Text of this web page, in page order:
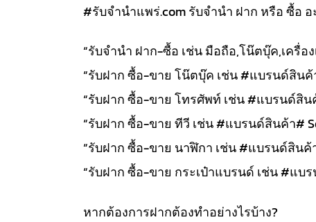
#รับจํานําแพร่.com รับจำนำ ฝาก หรือ ซื้อ อ
“รับจำนำ ฝาก-ซื้อ เช่น มือถือ,โน๊ตบุ๊ค,เครื่อ
“รับฝาก ซื้อ-ขาย โน๊ตบุ๊ค เช่น #แบรนด์สินค้า
“รับฝาก ซื้อ-ขาย โทรศัพท์ เช่น #แบรนด์สินค้
“รับฝาก ซื้อ-ขาย ทีวี เช่น #แบรนด์สินค้า#
“รับฝาก ซื้อ-ขาย นาฬิกา เช่น #แบรนด์สินค้า
“รับฝาก ซื้อ-ขาย กระเป๋าแบรนด์ เช่น #แบร
หากต้องการฝากต้องทำอย่างไรบ้าง?